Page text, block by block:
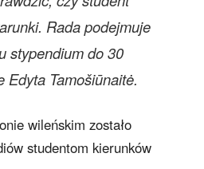
Rada podejmuje
stypendium do 30
Edyta Tamošiūnaitė.
wileńskim zostało
studentom kierunków